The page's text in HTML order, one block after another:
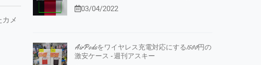
メ
03/04/2022
AirPodsをワイヤレス充電対応にする1500円の
激安ケース - 週刊アスキー